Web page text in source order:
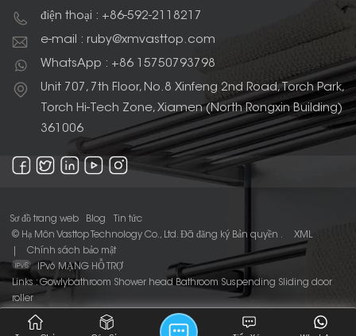
điện thoại : +86-592-2118217
e-mail : ruby@xmvasttop.com
WhatsApp : +86 15750793798
Unit 707, 7th Floor, No.8 Xinfeng 2nd Road, Torch Park,
Torch Hi-Tech Zone, Xiamen (North Rongxin Building)
361006
Sơ đồ trang web Blog
Tin tức
© Hạ Môn Vasttop Technology Co., Ltd. Đã đăng ký Bản quyền .
XML
Chính sách bảo mật
IPv6 MẠNG HỖ TRỢ
Links :Gowlybathroom Shower head Bathroom Suspending Sliding door
roller